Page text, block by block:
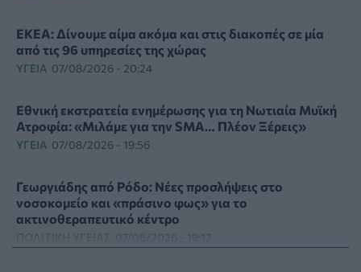
ΕΚΕΑ: Δίνουμε αίμα ακόμα και στις διακοπές σε μία
από τις 96 υπηρεσίες της χώρας
ΥΓΕΊΑ 07/08/2026 - 20:24
Εθνική εκστρατεία ενημέρωσης για τη Νωτιαία Μυϊκή
Ατροφία: «Μιλάμε για την SMA… Πλέον Ξέρεις»
ΥΓΕΊΑ 07/08/2026 - 19:56
Γεωργιάδης από Ρόδο: Νέες προσλήψεις στο
νοσοκομείο και «πράσινο φως» για το
ακτινοθεραπευτικό κέντρο
ΠΟΛΙΤΙΚΉ ΥΓΕΊΑΣ 07/08/2026 - 19:12